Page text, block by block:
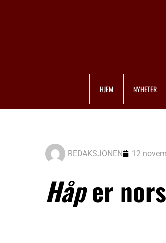
HJEM NYHETER
REDAKSJONEN 12
Håper